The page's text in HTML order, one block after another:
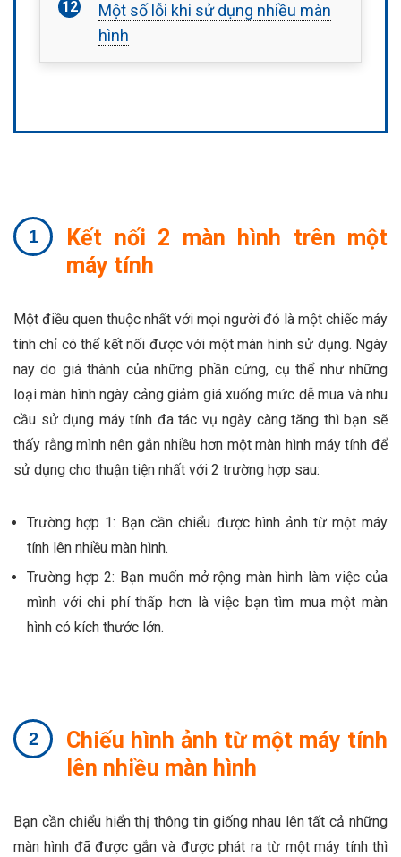
Một số lỗi khi sử dụng nhiều màn
hình
Kết nối 2 màn hình trên một
máy tính
Một điều quen thuộc nhất với mọi người đó là một chiếc máy
tính chỉ có thể kết nối được với một màn hình sử dụng. Ngày
nay do giá thành của những phần cứng, cụ thể như những
loại màn hình ngày cảng giảm giá xuống mức dễ mua và nhu
cầu sử dụng máy tính đa tác vụ ngày càng tăng thì bạn sẽ
thấy rằng mình nên gắn nhiều hơn một màn hình máy tính để
sử dụng cho thuận tiện nhất với 2 trường hợp sau:
Trường hợp 1: Bạn cần chiểu được hình ảnh từ một máy
tính lên nhiều màn hình.
Trường hợp 2: Bạn muốn mở rộng màn hình làm việc của
mình với chi phí thấp hơn là việc bạn tìm mua một màn
hình có kích thước lớn.
Chiếu hình ảnh từ một máy tính
lên nhiều màn hình
Bạn cần chiểu hiển thị thông tin giống nhau lên tất cả những
màn hình đã được gắn và được phát ra từ một máy tính thì